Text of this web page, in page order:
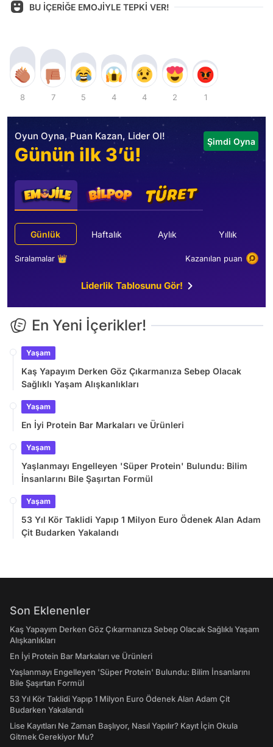
BU İÇERİĞE EMOJİYLE TEPKİ VER!
8 7 5 4 4 2 1
Oyun Oyna, Puan Kazan, Lider Ol!
Günün ilk 3’ü!
Şimdi Oyna
Günlük Haftalık Aylık Yıllık
Sıralamalar 👑 Kazanılan puan
Liderlik Tablosunu Gör!
En Yeni İçerikler!
Yaşam
Kaş Yapayım Derken Göz Çıkarmanıza Sebep Olacak
Sağlıklı Yaşam Alışkanlıkları
Yaşam
En İyi Protein Bar Markaları ve Ürünleri
Yaşam
Yaşlanmayı Engelleyen 'Süper Protein' Bulundu: Bilim
İnsanlarını Bile Şaşırtan Formül
Yaşam
53 Yıl Kör Taklidi Yapıp 1 Milyon Euro Ödenek Alan Adam
Çit Budarken Yakalandı
Son Eklenenler
Kaş Yapayım Derken Göz Çıkarmanıza Sebep Olacak Sağlıklı Yaşam
Alışkanlıkları
En İyi Protein Bar Markaları ve Ürünleri
Yaşlanmayı Engelleyen 'Süper Protein' Bulundu: Bilim İnsanlarını
Bile Şaşırtan Formül
53 Yıl Kör Taklidi Yapıp 1 Milyon Euro Ödenek Alan Adam Çit
Budarken Yakalandı
Lise Kayıtları Ne Zaman Başlıyor, Nasıl Yapılır? Kayıt İçin Okula
Gitmek Gerekiyor Mu?